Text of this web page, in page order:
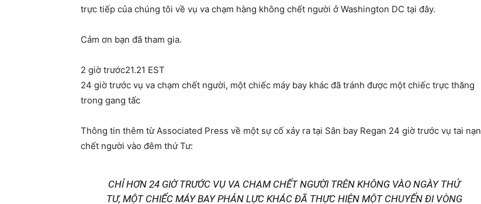
trực tiếp của chúng tôi về vụ va chạm hàng không chết người ở Washington DC tại đây.
Cảm ơn bạn đã tham gia.
2 giờ trước21.21 EST
24 giờ trước vụ va chạm chết người, một chiếc máy bay khác đã tránh được một chiếc trực thăng
trong gang tấc
Thông tin thêm từ Associated Press về một sự cố xảy ra tại Sân bay Regan 24 giờ trước vụ tai nạn
chết người vào đêm thứ Tư:
CHỈ HƠN 24 GIỜ TRƯỚC VỤ VA CHẠM CHẾT NGƯỜI TRÊN KHÔNG VÀO NGÀY THỨ
TƯ, MỘT CHIẾC MÁY BAY PHẢN LỰC KHÁC ĐÃ THỰC HIỆN MỘT CHUYẾN ĐI VÒNG